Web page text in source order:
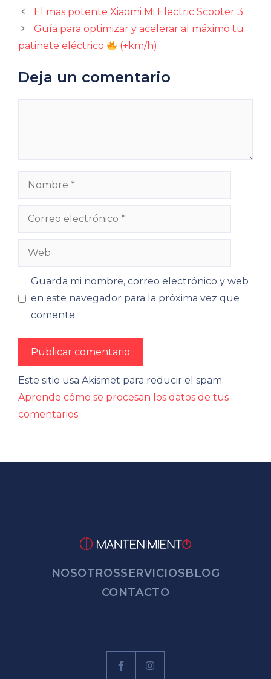
El mas potente Xiaomi Mi Electric Scooter 3
Guía para optimizar y acelerar al máximo tu
patinete eléctrico
(+km/h)
Deja un comentario
Nombre
Correo
Web
Guarda mi nombre, correo electrónico y web
en este navegador para la próxima vez que
comente.
Este sitio usa Akismet para reducir el spam.
Aprende cómo se procesan los datos de tus
comentarios.
NOSOTROSSERVICIOSBLOG
CONTACTO